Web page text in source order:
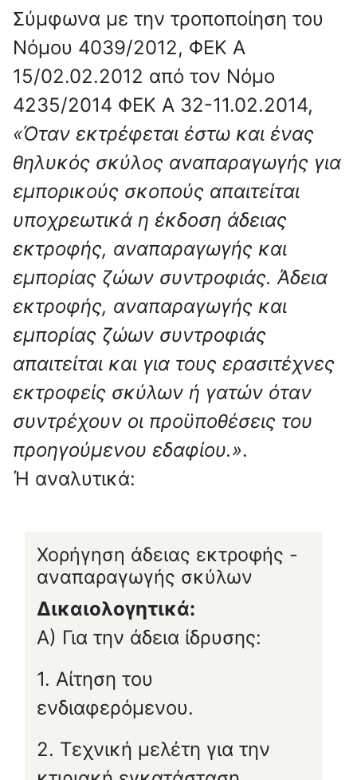
Σύμφωνα με την τροποποίηση του
Νόμου 4039/2012, ΦΕΚ Α
15/02.02.2012 από τον Νόμο
4235/2014 ΦΕΚ Α 32-11.02.2014,
«Όταν εκτρέφεται έστω και ένας
θηλυκός σκύλος αναπαραγωγής για
εμπορικούς σκοπούς απαιτείται
υποχρεωτικά η έκδοση άδειας
εκτροφής, αναπαραγωγής και
εμπορίας ζώων συντροφιάς. Άδεια
εκτροφής, αναπαραγωγής και
εμπορίας ζώων συντροφιάς
απαιτείται και για τους ερασιτέχνες
εκτροφείς σκύλων ή γατών όταν
συντρέχουν οι προϋποθέσεις του
προηγούμενου εδαφίου.».
Ή αναλυτικά:
Χορήγηση άδειας εκτροφής -
αναπαραγωγής σκύλων
Δικαιολογητικά:
Α) Για την άδεια ίδρυσης:
1. Αίτηση του
ενδιαφερόμενου.
2. Τεχνική μελέτη για την